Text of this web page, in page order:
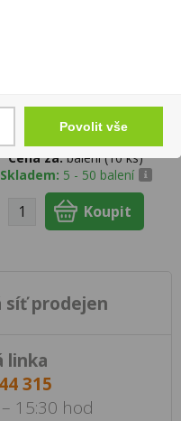
Amber Tobacco U
900 Kč
Cena za:balení (10 ks)
Skladem: 5 - 50 balení
síť prodejen
linka
315
15:30 hod
Povolit vše